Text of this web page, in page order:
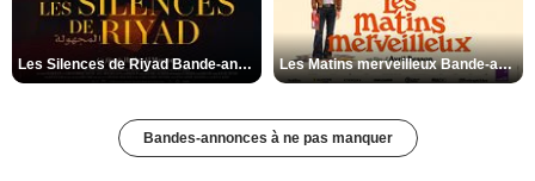
Les Silences de Riyad Bande-annonce VO STFR Les Matins merveilleux Bande-annonce VF
Bandes-annonces à ne pas manquer